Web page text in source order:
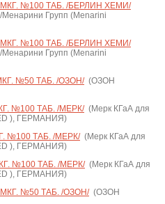
№100 ТАБ. /БЕРЛИН ХЕМИ/
Групп (Menarini
№100 ТАБ. /БЕРЛИН ХЕМИ/
Групп (Menarini
№50 ТАБ. /ОЗОН/(ОЗОН
№100 ТАБ. /МЕРК/(Мерк КГаА для
), ГЕРМАНИЯ)
№100 ТАБ. /МЕРК/(Мерк КГаА для
), ГЕРМАНИЯ)
№100 ТАБ. /МЕРК/(Мерк КГаА для
), ГЕРМАНИЯ)
№50 ТАБ. /ОЗОН/(ОЗОН